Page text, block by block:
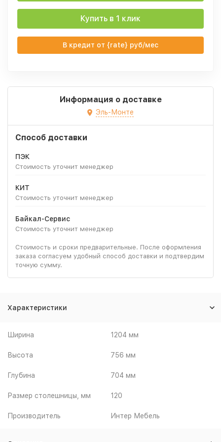
Купить в 1 клик
В кредит от {rate} руб/мес
Информация о доставке
Эль-Монте
Способ доставки
ПЭК
Стоимость уточнит менеджер
КИТ
Стоимость уточнит менеджер
Байкал-Сервис
Стоимость уточнит менеджер
Стоимость и сроки предварительные. После оформления
заказа согласуем удобный способ доставки и подтвердим
точную сумму.
Характеристики
Ширина 1204 мм
Высота 756 мм
Глубина 704 мм
Размер столешницы, мм 120
Производитель Интер Мебель